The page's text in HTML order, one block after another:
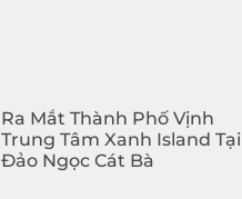
Ra Mắt Thành Phố Vịnh
Trung Tâm Xanh Island Tại
Đảo Ngọc Cát Bà